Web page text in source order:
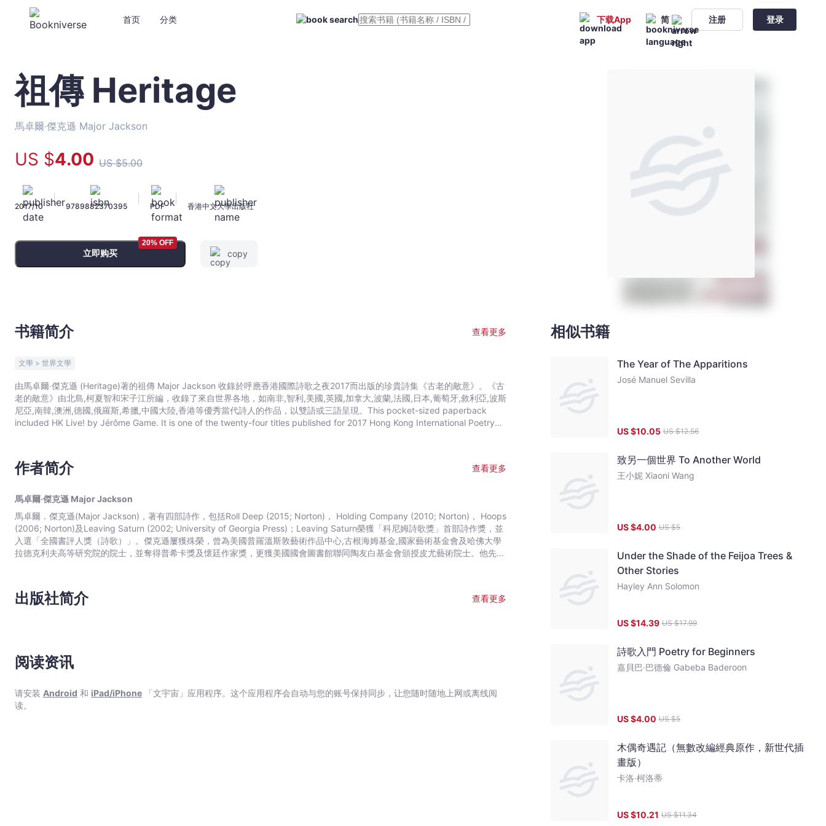
首页 分类 下载App 简 注册 登录
祖
傳
Heritage
-
卓
爾‧
克
遜
Major
Jackson
文
Bookniverse
祖傳 Heritage
馬卓爾‧傑克遜 Major Jackson
US $4.00 US $5.00
2017/10
|
9789882370395 PDF 香港中文大學出版社
立即购买
20% OFF
copy
书籍简介 查看更多
文學 > 世界文學
由馬卓爾‧傑克遜 (Heritage)著的祖傳 Major Jackson 收錄於呼應香港國際詩歌之夜2017而出版的珍貴詩集《古老的敵意》。《古
老的敵意》由北島,柯夏智和宋子江所編，收錄了來自世界各地，如南非,智利,美國,英國,加拿大,波蘭,法國,日本,葡萄牙,敘利亞,波斯
尼亞,南韓,澳洲,德國,俄羅斯,希臘,中國大陸,香港等優秀當代詩人的作品，以雙語或三語呈現。This pocket-sized paperback
included HK Live! by Jérôme Game. It is one of the twenty-four titles published for 2017 Hong Kong International Poetry
based on the theme “Ancient Enmity.” Included in the anthology and box set, these unique works are presented with
Chinese and English translations in bilingual or trilingual formats.
作者简介 查看更多
馬卓爾‧傑克遜 Major Jackson
馬卓爾．傑克遜(Major Jackson)，著有四部詩作，包括Roll Deep (2015; Norton)， Holding Company (2010; Norton)， Hoops
(2006; Norton)及Leaving Saturn (2002; University of Georgia Press)；Leaving Saturn榮獲「科尼姆詩歌獎」首部詩作獎，並
入選「全國書評人獎（詩歌）」。傑克遜屢獲殊榮，曾為美國普羅溫斯敦藝術作品中心,古根海姆基金,國家藝術基金會及哈佛大學
拉德克利夫高等研究院的院士，並奪得普希卡獎及懷廷作家獎，更獲美國國會圖書館聯同陶友白基金會頒授皮尤藝術院士。他先後
歌編輯。
出版社简介 查看更多
阅读资讯
请安装 Android 和 iPad/iPhone 「文宇宙」应用程序。这个应用程序会自动与您的账号保持同步，让您随时随地上网或离线阅
读。
相似书籍
The Year of The Apparitions
José Manuel Sevilla
US $10.05 US $12.56
致另一個世界 To Another World
王小妮 Xiaoni Wang
US $4.00 US $5
Under the Shade of the Feijoa Trees &
Other Stories
Hayley Ann Solomon
US $14.39 US $17.99
詩歌入門 Poetry for Beginners
嘉貝巴‧巴德倫 Gabeba Baderoon
US $4.00 US $5
木偶奇遇記（無數改編經典原作，新世代插
畫版）
卡洛‧柯洛蒂
US $10.21 US $11.34